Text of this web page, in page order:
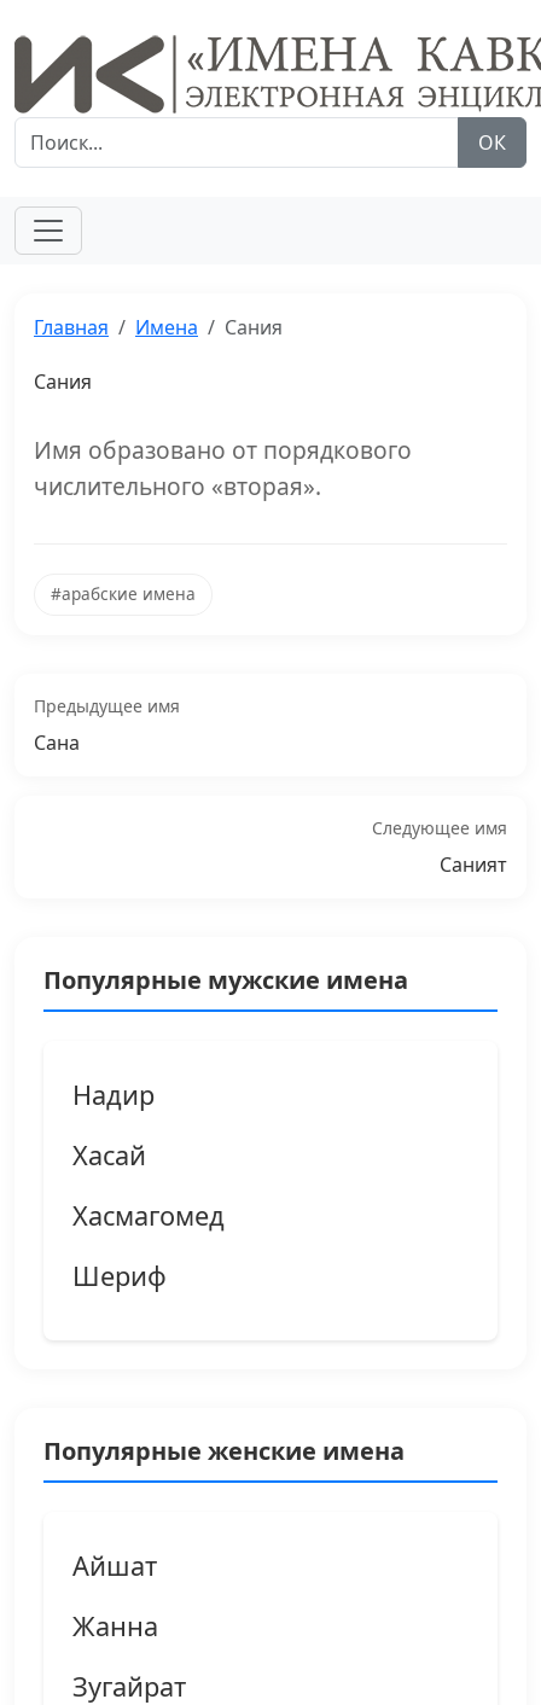
ОК
Главная Имена Сания
Сания
Имя образовано от порядкового
числительного «вторая».
#арабские имена
Предыдущее имя
Сана
Следующее имя
Саният
Популярные мужские имена
Надир
Хасай
Хасмагомед
Шериф
Популярные женские имена
Айшат
Жанна
Зугайрат